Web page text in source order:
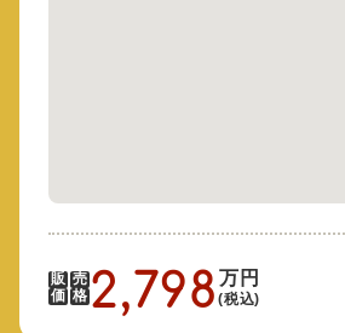
販 売
価 格 2,798 万円
(税込)